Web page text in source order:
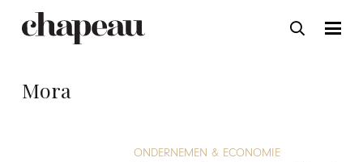
Mora
ONDERNEMEN & ECONOMIE